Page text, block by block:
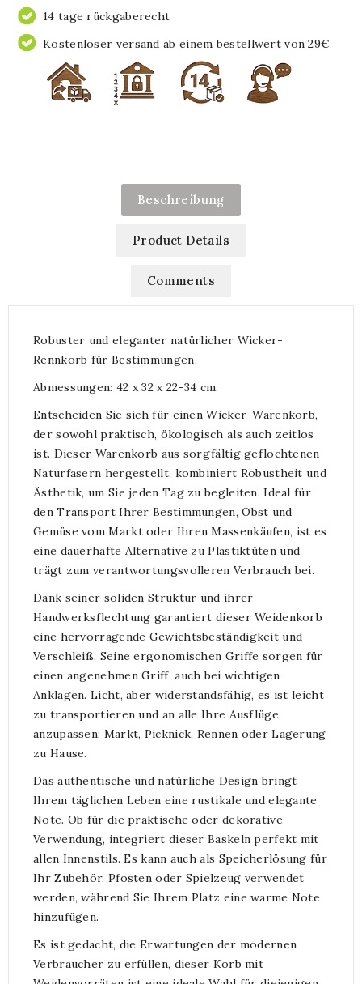
14 tage rückgaberecht
Kostenloser versand ab einem bestellwert von 29€
Beschreibung
Product Details
Comments
Robuster und eleganter natürlicher Wicker-
Rennkorb für Bestimmungen.
Abmessungen: 42 x 32 x 22-34 cm.
Entscheiden Sie sich für einen Wicker-Warenkorb,
der sowohl praktisch, ökologisch als auch zeitlos
ist. Dieser Warenkorb aus sorgfältig geflochtenen
Naturfasern hergestellt, kombiniert Robustheit und
Ästhetik, um Sie jeden Tag zu begleiten. Ideal für
den Transport Ihrer Bestimmungen, Obst und
Gemüse vom Markt oder Ihren Massenkäufen, ist es
eine dauerhafte Alternative zu Plastiktüten und
trägt zum verantwortungsvolleren Verbrauch bei.
Dank seiner soliden Struktur und ihrer
Handwerksflechtung garantiert dieser Weidenkorb
eine hervorragende Gewichtsbeständigkeit und
Verschleiß. Seine ergonomischen Griffe sorgen für
einen angenehmen Griff, auch bei wichtigen
Anklagen. Licht, aber widerstandsfähig, es ist leicht
zu transportieren und an alle Ihre Ausflüge
anzupassen: Markt, Picknick, Rennen oder Lagerung
zu Hause.
Das authentische und natürliche Design bringt
Ihrem täglichen Leben eine rustikale und elegante
Note. Ob für die praktische oder dekorative
Verwendung, integriert dieser Baskeln perfekt mit
allen Innenstils. Es kann auch als Speicherlösung für
Ihr Zubehör, Pfosten oder Spielzeug verwendet
werden, während Sie Ihrem Platz eine warme Note
hinzufügen.
Es ist gedacht, die Erwartungen der modernen
Verbraucher zu erfüllen, dieser Korb mit